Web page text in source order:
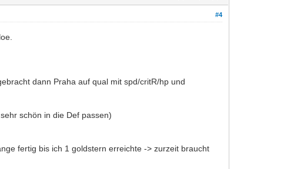
#4
dann Praha auf qual mit spd/critR/hp und
schön in die Def passen)
fertig bis ich 1 goldstern erreichte -> zurzeit braucht